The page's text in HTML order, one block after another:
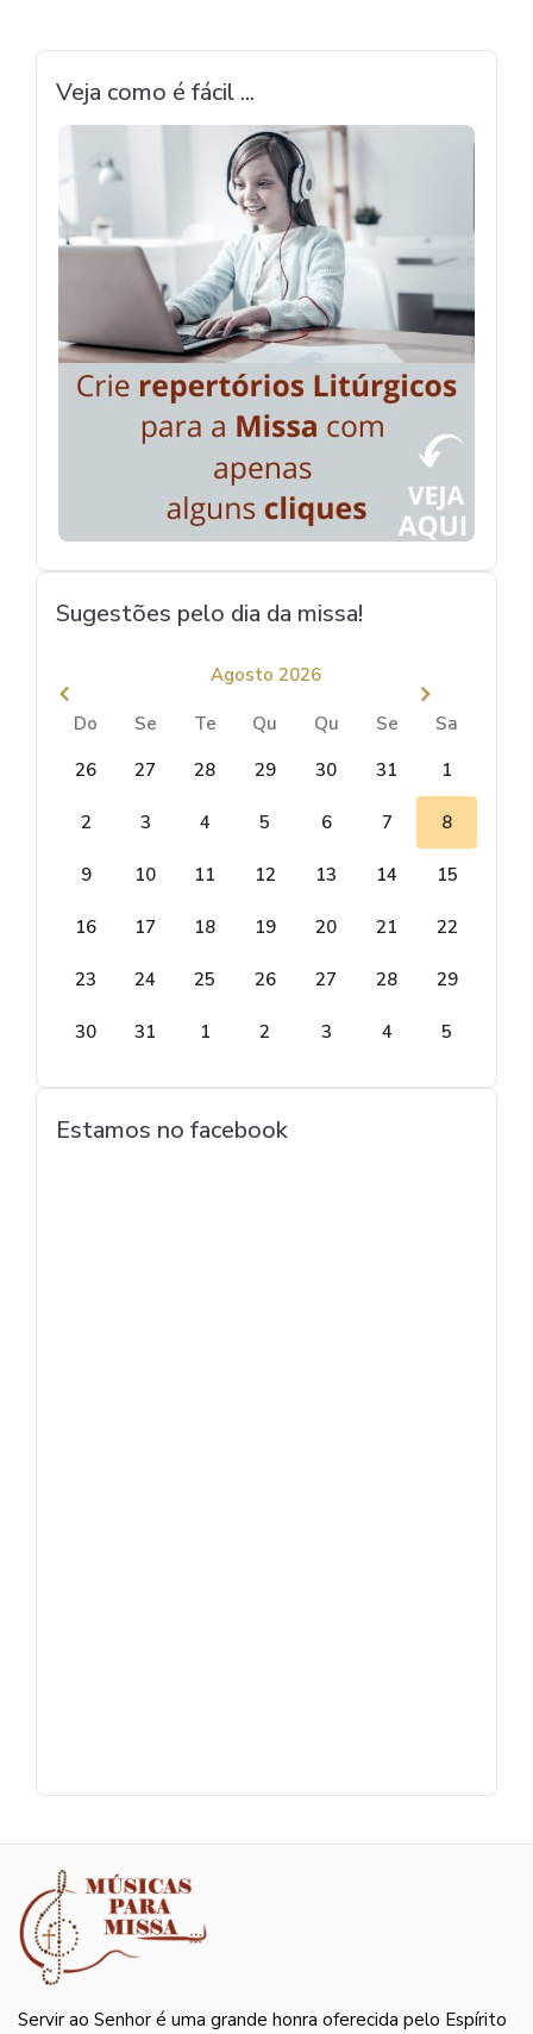
Veja como é fácil ...
Sugestões pelo dia da missa!
Agosto 2026
Do Se Te Qu Qu Se
Sa
26
27 28 29 30 31 1
2 3 4 5 6 7 8
9 10 11 12 13 14 15
16 17 18 19 20 21 22
23 24 25 26 27 28 29
30 31 1 2 3 4 5
Estamos no facebook
Servir ao Senhor é uma grande honra oferecida pelo Espírito